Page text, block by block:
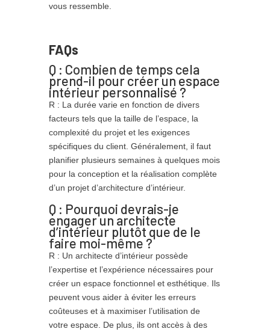
vous ressemble.
FAQs
Q : Combien de temps cela
prend-il pour créer un espace
intérieur personnalisé ?
R : La durée varie en fonction de divers
facteurs tels que la taille de l’espace, la
complexité du projet et les exigences
spécifiques du client. Généralement, il faut
planifier plusieurs semaines à quelques mois
pour la conception et la réalisation complète
d’un projet d’architecture d’intérieur.
Q : Pourquoi devrais-je
engager un architecte
d’intérieur plutôt que de le
faire moi-même ?
R : Un architecte d’intérieur possède
l’expertise et l’expérience nécessaires pour
créer un espace fonctionnel et esthétique. Ils
peuvent vous aider à éviter les erreurs
coûteuses et à maximiser l’utilisation de
votre espace. De plus, ils ont accès à des